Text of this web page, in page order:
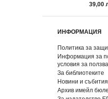
39,00
ИНФОРМАЦИЯ
Политика за
Информация за
условия за
За библиотеките
Новини и събития
Архив имейл